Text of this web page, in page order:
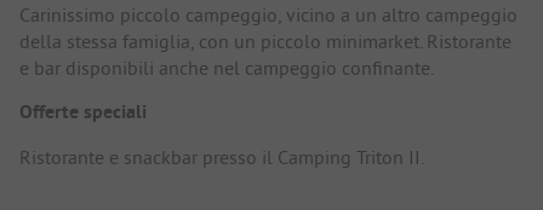
Carinissimo piccolo campeggio, vicino a un altro campeggio
della stessa famiglia, con un piccolo minimarket. Ristorante
e bar disponibili anche nel campeggio confinante.
Offerte speciali
Ristorante e snackbar presso il Camping Triton II.